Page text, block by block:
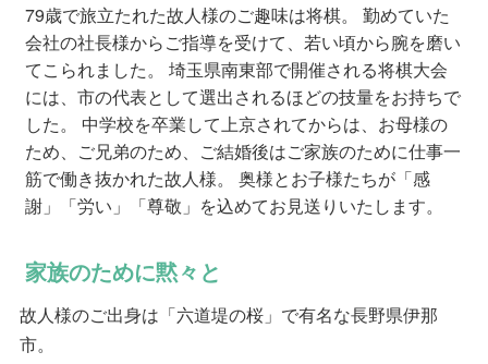
79歳で旅立たれた故人様のご趣味は将棋。 勤めていた
会社の社長様からご指導を受けて、若い頃から腕を磨い
てこられました。 埼玉県南東部で開催される将棋大会
には、市の代表として選出されるほどの技量をお持ちで
した。 中学校を卒業して上京されてからは、お母様の
ため、ご兄弟のため、ご結婚後はご家族のために仕事一
筋で働き抜かれた故人様。 奥様とお子様たちが「感
謝」「労い」「尊敬」を込めてお見送りいたします。
家族のために黙々と
故人様のご出身は「六道堤の桜」で有名な長野県伊那
市。